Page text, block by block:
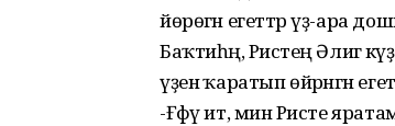
йөрөгән егеттәр үҙ-ара
Баҡтиһәң, Рәистең
үҙенә ҡаратып өйрәнгән
-Ғәфү ит, мин Рәисте